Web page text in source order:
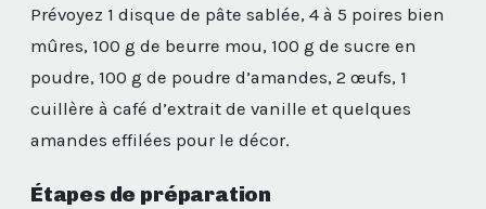
Prévoyez 1 disque de pâte sablée, 4 à 5 poires bien
mûres, 100 g de beurre mou, 100 g de sucre en
poudre, 100 g de poudre d’amandes, 2 œufs, 1
cuillère à café d’extrait de vanille et quelques
amandes effilées pour le décor.
Étapes de préparation